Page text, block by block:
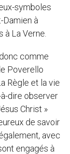
symboles
Damien à
La Verne.
comme
Poverello
Règle et la vie
dire observer
Christ »
de savoir
avec
engagés à